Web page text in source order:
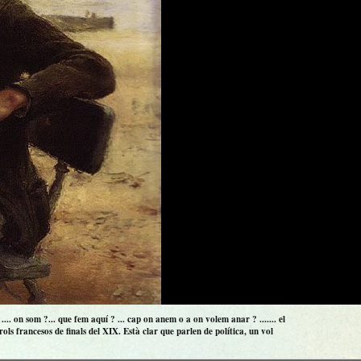
on som ?... que fem aquí ? ... cap on anem o a on volem anar ? ....... el
francesos de finals del XIX. Està clar que parlen de política, un vol